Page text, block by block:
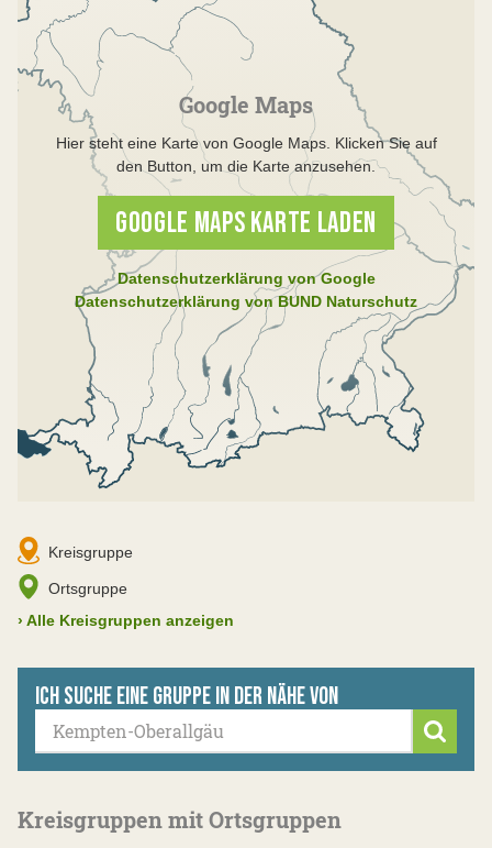
Google Maps
Hier steht eine Karte von Google Maps. Klicken Sie auf
den Button, um die Karte anzusehen.
GOOGLE MAPS KARTE LADEN
Datenschutzerklärung von Google
Datenschutzerklärung von BUND Naturschutz
Kreisgruppe
Ortsgruppe
› Alle Kreisgruppen anzeigen
Ich suche eine Gruppe in der Nähe von
Kreisgruppen mit Ortsgruppen